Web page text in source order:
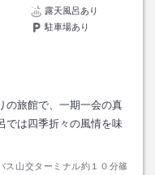
露天風呂あり
駐車場あり
の旅館で、一期一会の真
では四季折々の風情を味
ス山交ターミナル約１０分篠